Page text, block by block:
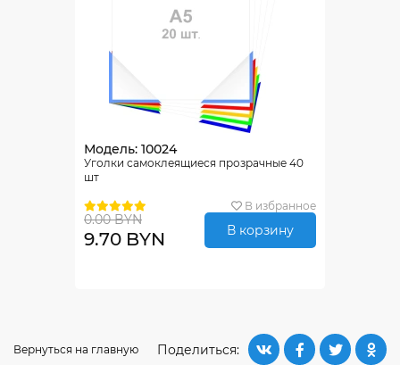
Модель: 10024
Уголки самоклеящиеся прозрачные 40
шт
В избранное
0.00 BYN
9.70 BYN В корзину
Поделиться:
Вернуться на главную